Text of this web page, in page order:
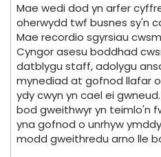
Mae wedi dod yn arfer
oherwydd twf busnes sy'n
Mae recordio sgyrsiau
Cyngor asesu boddhad
datblygu staff, adolygu
mynediad at gofnod llafar
ydy cwyn yn cael ei
bod gweithwyr yn teimlo'n
yna gofnod o unrhyw
modd gweithredu arno lle